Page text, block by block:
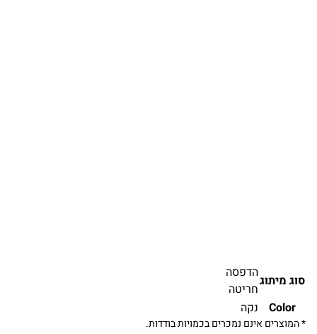
סוג מיתוג הדפסה
חריטה
Color
נקה
* המוצרים אינם נמכרים בכמויות בודדות.